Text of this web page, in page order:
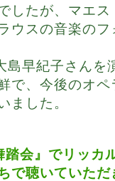
したが、マエ
ウスの音楽の
島早紀子さんを
で、今後のオ
ました。
会』でリッカ
で聴いていた